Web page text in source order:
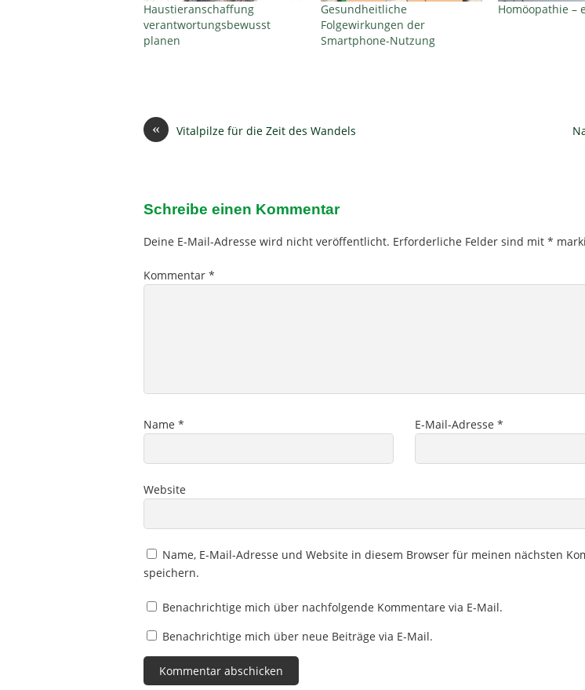
Haustieranschaffung
verantwortungsbewusst
planen
Gesundheitliche
Folgewirkungen der
Smartphone-Nutzung
Homöopathie –
« Vitalpilze für die Zeit des Wandels
Schreibe einen Kommentar
Deine E-Mail-Adresse wird nicht veröffentlicht. Erforderliche Felder sind mit *
Kommentar *
Name * E-Mail-Adresse *
Website
Name, E-Mail-Adresse und Website in diesem Browser für meinen nächsten
speichern.
Benachrichtige mich über nachfolgende Kommentare via E-Mail.
Benachrichtige mich über neue Beiträge via E-Mail.